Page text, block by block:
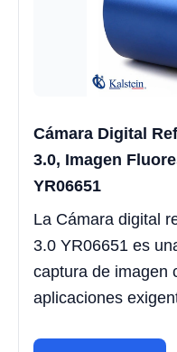
Cámara Digital
3.0, Imagen
YR06651
La Cámara digital
3.0 YR06651 es
captura de imagen
aplicaciones